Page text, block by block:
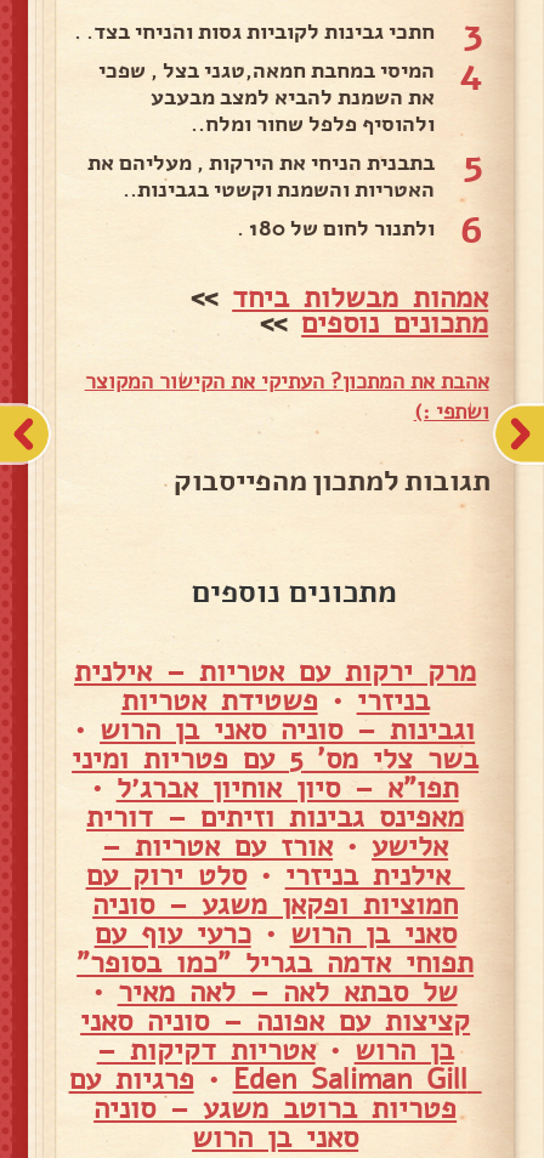
3 חתכי גבינות לקוביות גסות והניחי בצד. .
4
המיסי במחבת חמאה,טגני בצל , שפכי
את השמנת להביא למצב מבעבע
ולהוסיף פלפל שחור ומלח..
5
בתבנית הניחי את הירקות , מעליהם את
האטריות והשמנת וקשטי בגבינות..
6 ולתנור לחום של 180 .
אמהות מבשלות ביחד >>
מתכונים נוספים>>
אהבת את המתכון? העתיקי את הקישור המקוצר
ושתפי :)
תגובות למתכון מהפייסבוק
מתכונים נוספים
מרק ירקות עם אטריות – אילנית
בניזרי • פשטידת אטריות
וגבינות – סוניה סאני בן הרוש •
בשר צלי מס' 5 עם פטריות ומיני
תפו"א – סיון אוחיון אברג׳ל •
מאפינס גבינות וזיתים – דורית
אלישע•אורז עם אטריות –
אילנית בניזרי •סלט ירוק עם
חמוציות ופקאן משגע – סוניה
סאני בן הרוש •כרעי עוף עם
תפוחי אדמה בגריל "כמו בסופר"
של סבתא לאה – לאה מאיר •
קציצות עם אפונה – סוניה סאני
בן הרוש •אטריות דקיקות –
• פרגיות עם
פטריות ברוטב משגע – סוניה
סאני בן הרוש